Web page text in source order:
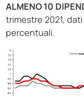
ALMENO 10
trimestre 2021,
percentuali.